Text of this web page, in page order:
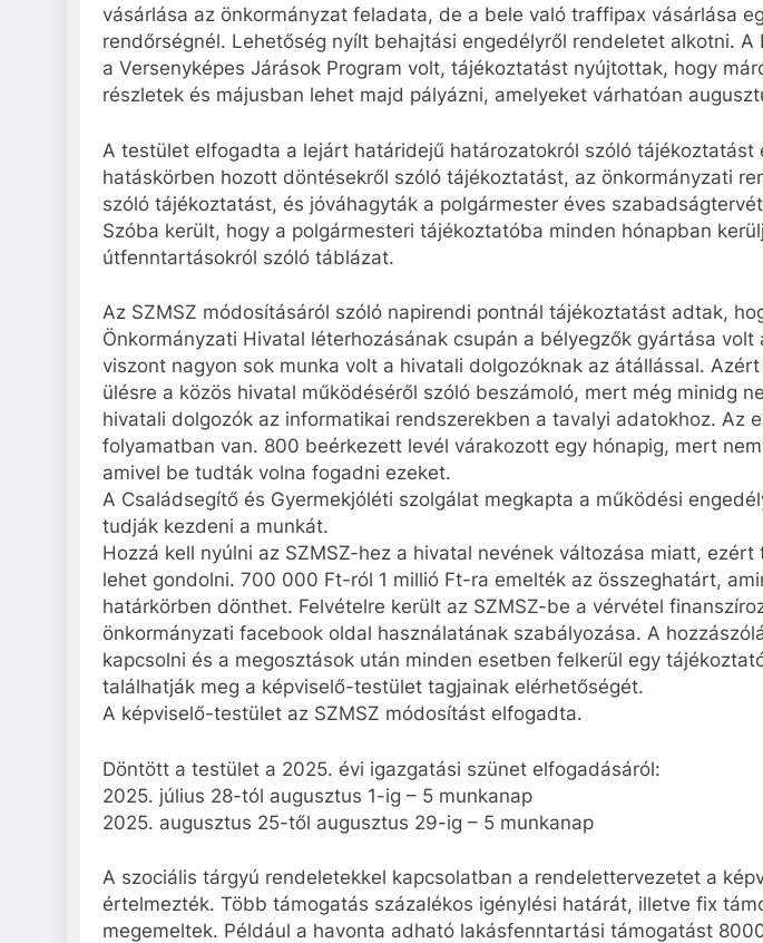
vásárlása az önkormányzat feladata, de a bele való traffipax vásárlása
rendőrségnél. Lehetőség nyílt behajtási engedélyről rendeletet alkotni. A
a Versenyképes Járások Program volt, tájékoztatást nyújtottak, hogy
részletek és májusban lehet majd pályázni, amelyeket várhatóan
A testület elfogadta a lejárt határidejű határozatokról szóló tájékoztatást
hatáskörben hozott döntésekről szóló tájékoztatást, az önkormányzati
szóló tájékoztatást, és jóváhagyták a polgármester éves
Szóba került, hogy a polgármesteri tájékoztatóba minden hónapban
útfenntartásokról szóló táblázat.
Az SZMSZ módosításáról szóló napirendi pontnál tájékoztatást adtak,
Önkormányzati Hivatal léterhozásának csupán a bélyegzők gyártása volt
viszont nagyon sok munka volt a hivatali dolgozóknak az átállással.
ülésre a közös hivatal működéséről szóló beszámoló, mert még minidg
hivatali dolgozók az informatikai rendszerekben a tavalyi adatokhoz. Az
folyamatban van. 800 beérkezett levél várakozott egy hónapig, mert
amivel be tudták volna fogadni ezeket.
A Családsegítő és Gyermekjóléti szolgálat megkapta a működési
tudják kezdeni a munkát.
Hozzá kell nyúlni az SZMSZ-hez a hivatal nevének változása miatt,
lehet gondolni. 700 000 Ft-ról 1 millió Ft-ra emelték az összeghatárt,
határkörben dönthet. Felvételre került az SZMSZ-be a vérvétel
önkormányzati facebook oldal használatának szabályozása. A
kapcsolni és a megosztások után minden esetben felkerül egy
találhatják meg a képviselő-testület tagjainak elérhetőségét.
A képviselő-testület az SZMSZ módosítást elfogadta.
Döntött a testület a 2025. évi igazgatási szünet elfogadásáról:
2025. július 28-tól augusztus 1-ig – 5 munkanap
2025. augusztus 25-től augusztus 29-ig – 5 munkanap
A szociális tárgyú rendeletekkel kapcsolatban a rendelettervezetet a
értelmezték. Több támogatás százalékos igénylési határát, illetve fix
megemeltek. Például a havonta adható lakásfenntartási támogatást